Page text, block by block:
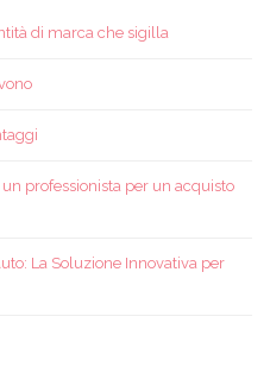
di marca che sigilla
professionista per un acquisto
La Soluzione Innovativa per